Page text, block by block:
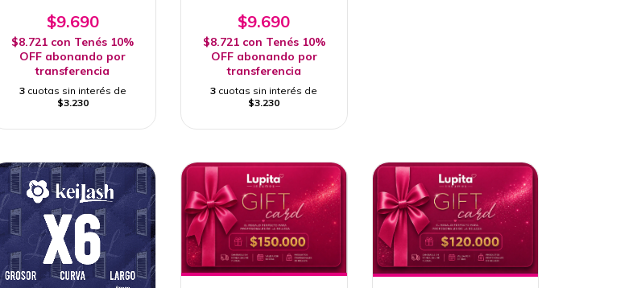
$9.690
$8.721 con Tenés 10%
OFF abonando por
transferencia
3 cuotas sin interés de
$3.230
ANIME
$9.690
$8.721 con Tenés 10%
OFF abonando por
transferencia
3 cuotas sin interés de
$3.230